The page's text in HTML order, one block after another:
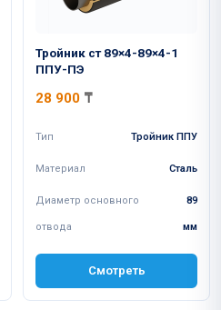
Тройник ст 89×4-89×4-1
ППУ-ПЭ
28 900 ₸
Тип Тройник ППУ
Материал Сталь
Диаметр основного
отвода
89
мм
Смотреть